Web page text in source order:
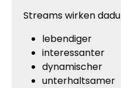
Streams wirken
lebendiger
interessanter
dynamischer
unterhaltsamer